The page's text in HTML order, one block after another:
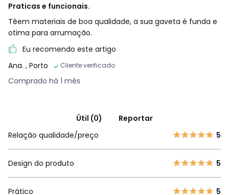
Praticas e funcionais.
Têem materiais de boa qualidade, a sua gaveta é funda e
otima para arrumação.
Eu recomendo este artigo
Ana. , Porto Cliente verificado
Comprado há 1 mês
Útil (0)
Reportar
Relação qualidade/preço
5
Design do produto 5
Prático 5